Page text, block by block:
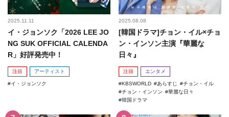
2025.11.11
イ・ジョンソク「2026 LEE JO
NG SUK OFFICIAL CALENDA
R」好評発売中！
注目 アーティスト
イ・ジョンソク
2025.08.08
[韓国ドラマ]チョン・イル×チョ
ン・インソン主演『華麗な
日々』
注目 エンタメ
KBSWORLD あらすじ
チョン・イル
チョン・インソン
華麗な日々
韓国ドラマ